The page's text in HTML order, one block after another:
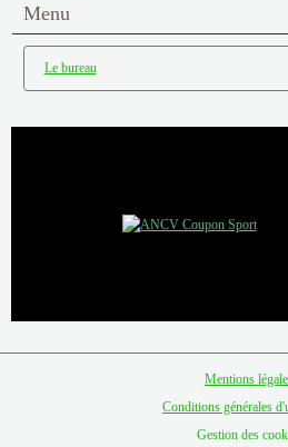
Menu
Le bureau
Mentions
Conditions générales
Gestion des